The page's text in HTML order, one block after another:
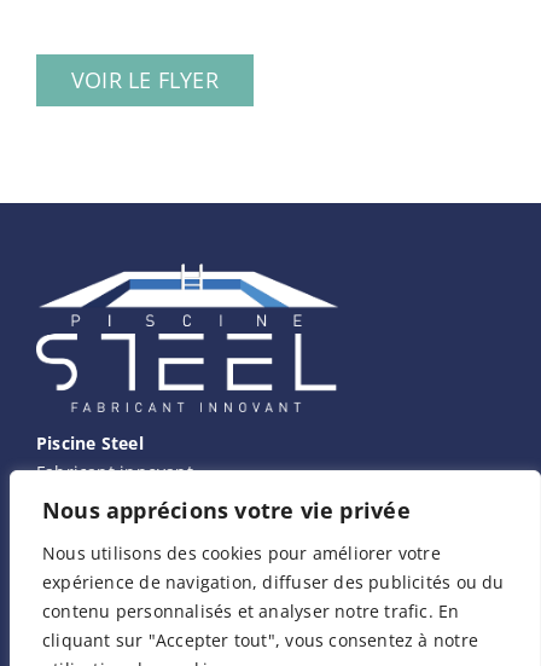
Nous apprécions votre vie privée
Nous utilisons des cookies pour améliorer votre
expérience de navigation, diffuser des publicités ou du
contenu personnalisés et analyser notre trafic. En
cliquant sur "Accepter tout", vous consentez à notre
VOIR LE FLYER
Piscine Steel
Fabricant innovant
Adresse